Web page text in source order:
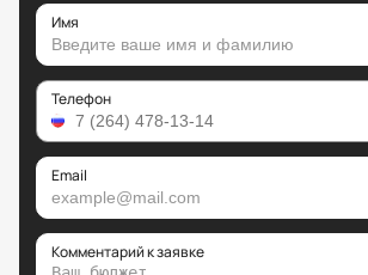
Имя
Телефон
Email
Комментарий к заявке